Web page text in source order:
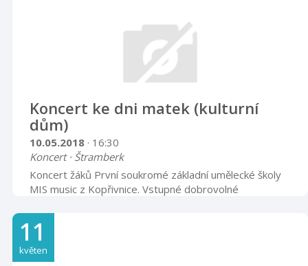
Koncert ke dni matek (kulturní
dům)
10.05.2018 · 16:30
Koncert · Štramberk
Koncert žáků První soukromé základní umělecké školy
MIS music z Kopřivnice. Vstupné dobrovolné
11
květen